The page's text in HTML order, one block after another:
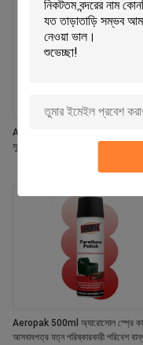
Aeropak 330ml এয়ারোসোল তাজা
সুগন্ধি এয়ার ফ্রেশনার স্প্রে
Aeropak 500ml অ্যারোসোল স্প্রে
আসবাবপত্র যত্ন পরিষ্কারকারী পরিবেশ